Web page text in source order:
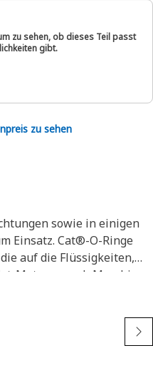
zu sehen, ob dieses Teil passt
gibt.
zu sehen
sowie in einigen
Einsatz. Cat®-O-Ringe
auf die Flüssigkeiten,
Motoren und -Maschinen
durch
Zudem sind
sodass beim
und Schnitte